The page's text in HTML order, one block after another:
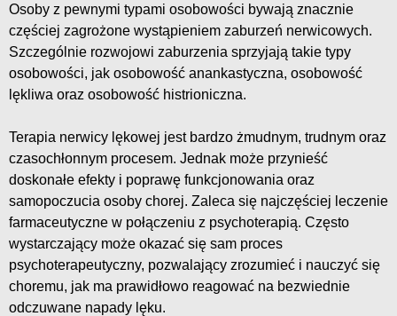
Osoby z pewnymi typami osobowości bywają znacznie
częściej zagrożone wystąpieniem zaburzeń nerwicowych.
Szczególnie rozwojowi zaburzenia sprzyjają takie typy
osobowości, jak osobowość anankastyczna, osobowość
lękliwa oraz osobowość histrioniczna.
Terapia nerwicy lękowej jest bardzo żmudnym, trudnym oraz
czasochłonnym procesem. Jednak może przynieść
doskonałe efekty i poprawę funkcjonowania oraz
samopoczucia osoby chorej. Zaleca się najczęściej leczenie
farmaceutyczne w połączeniu z psychoterapią. Często
wystarczający może okazać się sam proces
psychoterapeutyczny, pozwalający zrozumieć i nauczyć się
choremu, jak ma prawidłowo reagować na bezwiednie
odczuwane napady lęku.